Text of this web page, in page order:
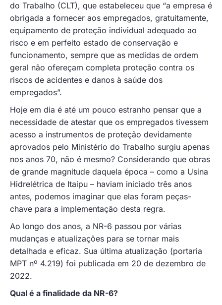
do Trabalho (CLT), que estabeleceu que “a empresa é
obrigada a fornecer aos empregados, gratuitamente,
equipamento de proteção individual adequado ao
risco e em perfeito estado de conservação e
funcionamento, sempre que as medidas de ordem
geral não ofereçam completa proteção contra os
riscos de acidentes e danos à saúde dos
empregados”.
Hoje em dia é até um pouco estranho pensar que a
necessidade de atestar que os empregados tivessem
acesso a instrumentos de proteção devidamente
aprovados pelo Ministério do Trabalho surgiu apenas
nos anos 70, não é mesmo? Considerando que obras
de grande magnitude daquela época – como a Usina
Hidrelétrica de Itaipu – haviam iniciado três anos
antes, podemos imaginar que elas foram peças-
chave para a implementação desta regra.
Ao longo dos anos, a NR-6 passou por várias
mudanças e atualizações para se tornar mais
detalhada e eficaz. Sua última atualização (portaria
MPT nº 4.219) foi publicada em 20 de dezembro de
2022.
Qual é a finalidade da NR-6?